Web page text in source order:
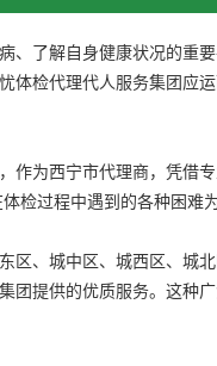
了解自身健康状况的重
检代理代人服务集团应
为西宁市代理商，凭借
检过程中遇到的各种困难
、城中区、城西区、城
提供的优质服务。这种